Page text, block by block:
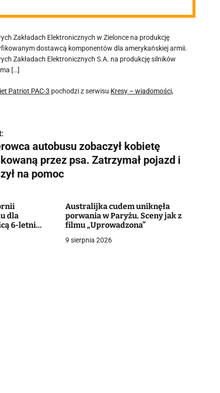
Zakładach Elektronicznych w Zielonce na produkcję
dostawcą komponentów dla amerykańskiej armii.
Zakładach Elektronicznych S.A. na produkcję silników
[…]
Patriot PAC-3 pochodzi z serwisu Kresy – wiadomości,
autobusu zobaczył kobietę
przez psa. Zatrzymał pojazd i
na pomoc
dla
6-letni
Australijka cudem uniknęła
porwania w Paryżu. Sceny jak z
filmu „Uprowadzona”
9 sierpnia 2026